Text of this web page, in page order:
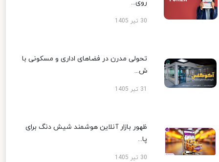
روی...
30 تیر 1405
تحولی مدرن در فضاهای اداری و مسکونی با
ش...
ظهور بازار آنلاین هوشمند شیش دنگ برای
پا...
30 تیر 1405